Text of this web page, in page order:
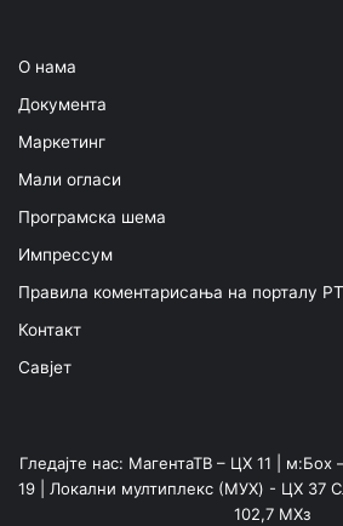
О нама
Документа
Маркетинг
Мали огласи
Програмска шема
Импрессум
Правила коментарисања на порталу
Контакт
Савјет
Гледајте нас: МагентаТВ – ЦХ 11 |
19 | Локални мултиплекс (МУX) - ЦХ 37
102,7 МХз